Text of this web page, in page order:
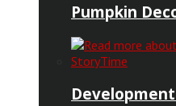
Pumpkin